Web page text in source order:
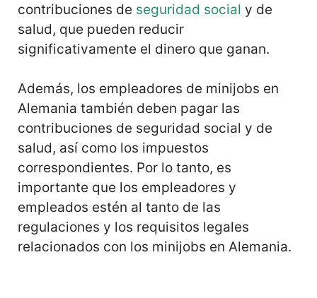
contribuciones de seguridad social y de
salud, que pueden reducir
significativamente el dinero que ganan.
Además, los empleadores de minijobs en
Alemania también deben pagar las
contribuciones de seguridad social y de
salud, así como los impuestos
correspondientes. Por lo tanto, es
importante que los empleadores y
empleados estén al tanto de las
regulaciones y los requisitos legales
relacionados con los minijobs en Alemania.